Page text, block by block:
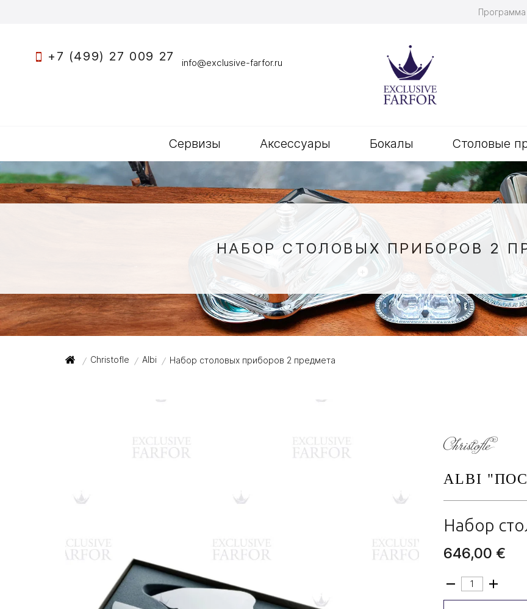
Программа
+7 (499) 27 009 27 info@exclusive-farfor.ru
Сервизы Аксессуары Бокалы Столовые
+
НАБОР СТОЛОВЫХ ПРИБОРОВ 2
/ Christofle / Albi / Набор столовых приборов 2 предмета
ALBI
Набор
646,00 €